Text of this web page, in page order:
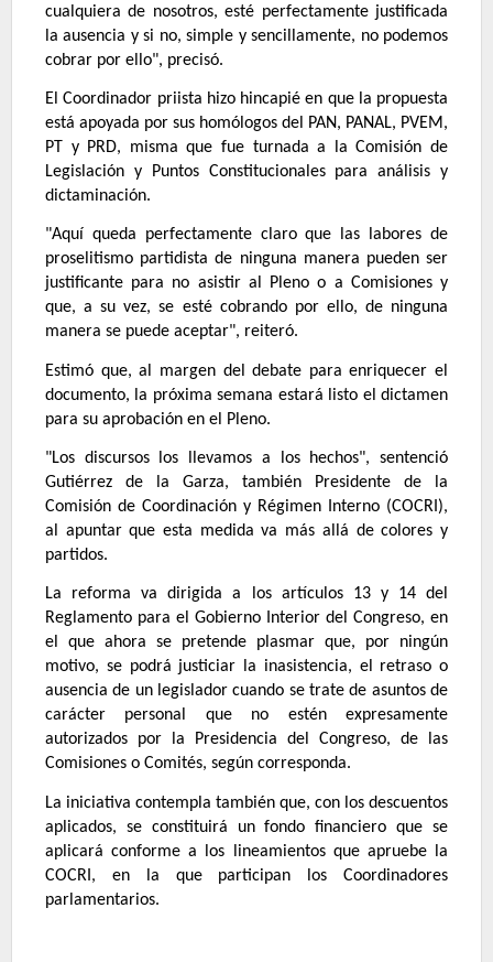
cualquiera de nosotros, esté perfectamente justificada
la ausencia y si no, simple y sencillamente, no podemos
cobrar por ello", precisó.
El Coordinador priista hizo hincapié en que la propuesta
está apoyada por sus homólogos del PAN, PANAL, PVEM,
PT y PRD, misma que fue turnada a la Comisión de
Legislación y Puntos Constitucionales para análisis y
dictaminación.
"Aquí queda perfectamente claro que las labores de
proselitismo partidista de ninguna manera pueden ser
justificante para no asistir al Pleno o a Comisiones y
que, a su vez, se esté cobrando por ello, de ninguna
manera se puede aceptar", reiteró.
Estimó que, al margen del debate para enriquecer el
documento, la próxima semana estará listo el dictamen
para su aprobación en el Pleno.
"Los discursos los llevamos a los hechos", sentenció
Gutiérrez de la Garza, también Presidente de la
Comisión de Coordinación y Régimen Interno (COCRI),
al apuntar que esta medida va más allá de colores y
partidos.
La reforma va dirigida a los artículos 13 y 14 del
Reglamento para el Gobierno Interior del Congreso, en
el que ahora se pretende plasmar que, por ningún
motivo, se podrá justiciar la inasistencia, el retraso o
ausencia de un legislador cuando se trate de asuntos de
carácter personal que no estén expresamente
autorizados por la Presidencia del Congreso, de las
Comisiones o Comités, según corresponda.
La iniciativa contempla también que, con los descuentos
aplicados, se constituirá un fondo financiero que se
aplicará conforme a los lineamientos que apruebe la
COCRI, en la que participan los Coordinadores
parlamentarios.